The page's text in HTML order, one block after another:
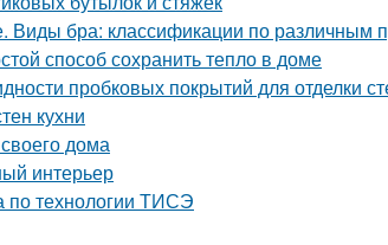
Виды бра: классификации по различным
способ сохранить тепло в доме
пробковых покрытий для отделки
кухни
дома
интерьер
по технологии ТИСЭ